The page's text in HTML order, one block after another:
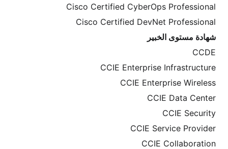
Cisco Certified CyberOps Professional
Cisco Certified DevNet Professional
شهادة مستوى الخبير
CCDE
CCIE Enterprise Infrastructure
CCIE Enterprise Wireless
CCIE Data Center
CCIE Security
CCIE Service Provider
CCIE Collaboration